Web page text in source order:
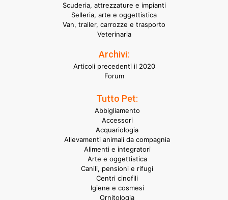
Scuderia, attrezzature e impianti
Selleria, arte e oggettistica
Van, trailer, carrozze e trasporto
Veterinaria
Archivi:
Articoli precedenti il 2020
Forum
Tutto Pet:
Abbigliamento
Accessori
Acquariologia
Allevamenti animali da compagnia
Alimenti e integratori
Arte e oggettistica
Canili, pensioni e rifugi
Centri cinofili
Igiene e cosmesi
Ornitologia